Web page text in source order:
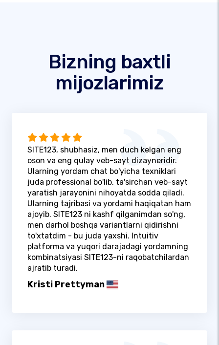
Bizning baxtli
mijozlarimiz
SITE123, shubhasiz, men duch kelgan eng
oson va eng qulay veb-sayt dizayneridir.
Ularning yordam chat bo'yicha texniklari
juda professional bo'lib, ta'sirchan veb-sayt
yaratish jarayonini nihoyatda sodda qiladi.
Ularning tajribasi va yordami haqiqatan ham
ajoyib. SITE123 ni kashf qilganimdan so'ng,
men darhol boshqa variantlarni qidirishni
to'xtatdim - bu juda yaxshi. Intuitiv
platforma va yuqori darajadagi yordamning
kombinatsiyasi SITE123-ni raqobatchilardan
ajratib turadi.
Kristi Prettyman